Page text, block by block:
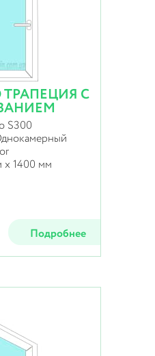
ТРАПЕЦИЯ С
S300
х 1400 мм
Подробнее